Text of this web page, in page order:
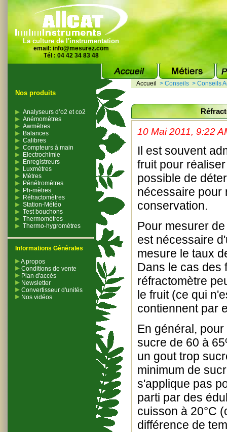
La culture de l'instrumentation
email: info@mesurez.com
Tél : 04 42 34 83 48
Nos produits
Analyseurs d’o2 et co2
Anémomètres
Awmètres
Balances
Calibres
Compteurs à main
Electrochimie
Enregistreurs
Luxmètres
Mètres
Pénétromètres
Ph-mètres
Réfractomètres
Station-Météo
Test bouchons
Thermomètres
Thermo-hygromètres
Informations Générales
A propos
Conditions de vente
Plan d'accès
Newsletter
Convertisseur d'unités
Nos vidéos
Accueil > Conseils > Conseils
10 Mai 2011, 9:22
Il est souvent
fruit pour
possible de
nécessaire pour
conservation.
Pour mesurer
est nécessaire
mesure le taux
Dans le cas des
réfractomètre
le fruit (ce qui
contiennent par
En général,
sucre de 60 à
un gout trop
minimum de
s'applique pas
parti par des
cuisson à 20°C
différence de